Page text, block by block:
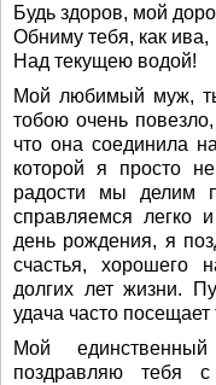
Будь здоров, мой
Обниму тебя, как ива,
Над текущею водой!
Мой любимый муж,
тобою очень
что она соединила
которой я просто
радости мы делим
справляемся легко
день рождения, я
счастья, хорошего
долгих лет жизни.
удача часто посещает
Мой
поздравляю тебя